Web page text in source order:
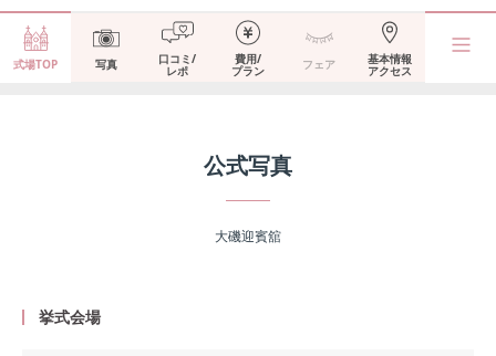
式場TOP 写真 口コミ/
レポ
費用/
プラン フェア 基本情報
アクセス
公式写真
大磯迎賓舘
挙式会場